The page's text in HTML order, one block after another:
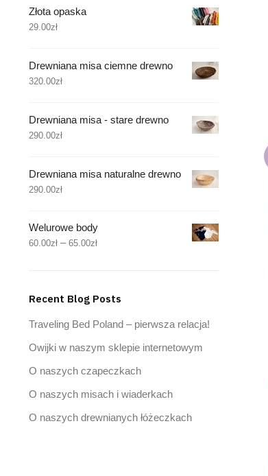
Złota opaska
29.00zł
Drewniana misa ciemne drewno
320.00zł
Drewniana misa - stare drewno
290.00zł
Drewniana misa naturalne drewno
290.00zł
Welurowe body
60.00zł– 65.00zł
Recent Blog Posts
Traveling Bed Poland – pierwsza relacja!
Owijki w naszym sklepie internetowym
O naszych czapeczkach
O naszych misach i wiaderkach
O naszych drewnianych łóżeczkach